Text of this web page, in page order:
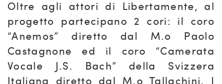
Oltre agli attori di Libertamente, al
progetto partecipano 2 cori: il coro
“Anemos” diretto dal M.o Paolo
Castagnone ed il coro “Camerata
Vocale J.S. Bach” della Svizzera
Italiana diretto dal M.o Tallachini. I